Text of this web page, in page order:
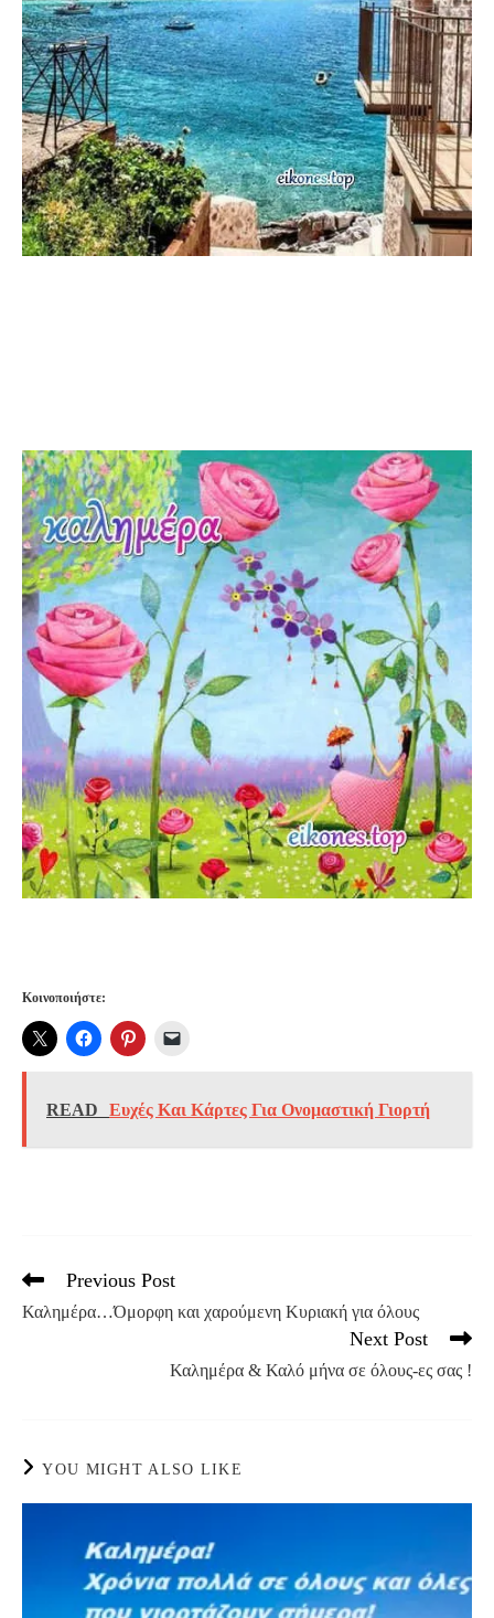
Κοινοποιήστε:
READ Ευχές Και Κάρτες Για Ονομαστική Γιορτή
Read
articles
Previous Post
Καλημέρα…Όμορφη και χαρούμενη Κυριακή για όλους
Next Post
Καλημέρα & Καλό μήνα σε όλους-ες σας !
YOU MIGHT ALSO LIKE